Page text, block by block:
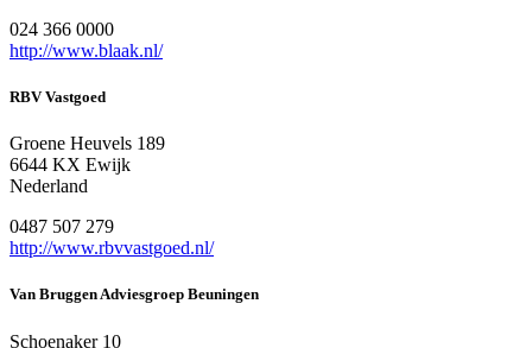
024 366 0000
http://www.blaak.nl/
RBV Vastgoed
Groene Heuvels 189
6644 KX Ewijk
Nederland
0487 507 279
http://www.rbvvastgoed.nl/
Van Bruggen Adviesgroep Beuningen
Schoenaker 10